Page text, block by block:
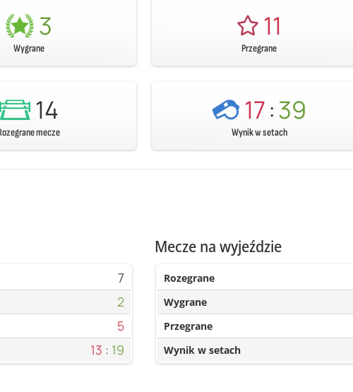
3
Wygrane
11
Przegrane
14
mecze
17:39
Wynik w setach
7
2
5
13 : 19
Mecze na wyjeździe
Rozegrane
Wygrane
Przegrane
Wynik w setach